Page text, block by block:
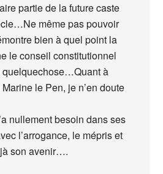
partie de la future caste
même pas pouvoir
bien à quel point la
le conseil constitutionnel
quelquechose…Quant à
le Pen, je n’en doute
nullement besoin dans ses
l’arrogance, le mépris et
son avenir….